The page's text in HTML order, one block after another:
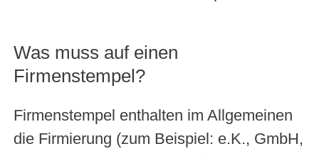
Was muss auf einen
Firmenstempel?
Firmenstempel enthalten im Allgemeinen
die Firmierung (zum Beispiel: e.K., GmbH,